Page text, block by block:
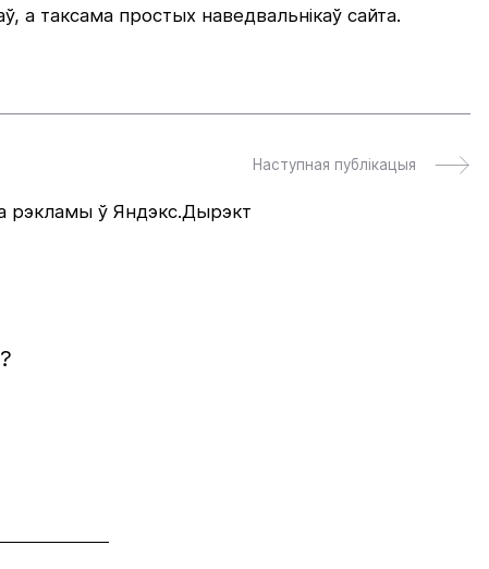
а таксама простых наведвальнікаў сайта.
Наступная публікацыя
рэкламы ў Яндэкс.Дырэкт